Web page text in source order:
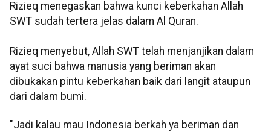
Rizieq menegaskan bahwa kunci keberkahan Allah
SWT sudah tertera jelas dalam Al Quran.
Rizieq menyebut, Allah SWT telah menjanjikan dalam
ayat suci bahwa manusia yang beriman akan
dibukakan pintu keberkahan baik dari langit ataupun
dari dalam bumi.
"Jadi kalau mau Indonesia berkah ya beriman dan